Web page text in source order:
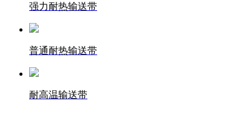
强力耐热输送带
普通耐热输送带
耐高温输送带